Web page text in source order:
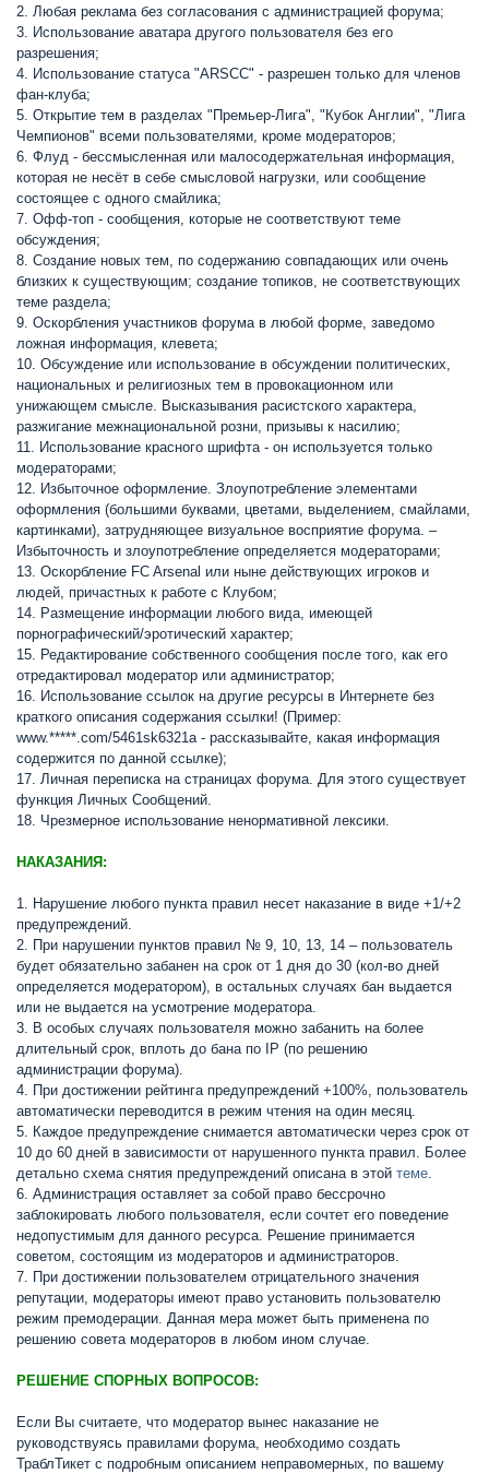
2. Любая реклама без согласования с администрацией форума;
3. Использование аватара другого пользователя без его
разрешения;
4. Использование статуса "ARSCC" - разрешен только для членов
фан-клуба;
5. Открытие тем в разделах "Премьер-Лига", "Кубок Англии", "Лига
Чемпионов" всеми пользователями, кроме модераторов;
6. Флуд - бессмысленная или малосодержательная информация,
которая не несёт в себе смысловой нагрузки, или сообщение
состоящее с одного смайлика;
7. Офф-топ - сообщения, которые не соответствуют теме
обсуждения;
8. Создание новых тем, по содержанию совпадающих или очень
близких к существующим; создание топиков, не соответствующих
теме раздела;
9. Оскорбления участников форума в любой форме, заведомо
ложная информация, клевета;
10. Обсуждение или использование в обсуждении политических,
национальных и религиозных тем в провокационном или
унижающем смысле. Высказывания расистского характера,
разжигание межнациональной розни, призывы к насилию;
11. Использование красного шрифта - он используется только
модераторами;
12. Избыточное оформление. Злоупотребление элементами
оформления (большими буквами, цветами, выделением, смайлами,
картинками), затрудняющее визуальное восприятие форума. –
Избыточность и злоупотребление определяется модераторами;
13. Оскорбление FC Arsenal или ныне действующих игроков и
людей, причастных к работе с Клубом;
14. Размещение информации любого вида, имеющей
порнографический/эротический характер;
15. Редактирование собственного сообщения после того, как его
отредактировал модератор или администратор;
16. Использование ссылок на другие ресурсы в Интернете без
краткого описания содержания ссылки! (Пример:
www.*****.com/5461sk6321а - рассказывайте, какая информация
содержится по данной ссылке);
17. Личная переписка на страницах форума. Для этого существует
функция Личных Сообщений.
18. Чрезмерное использование ненормативной лексики.
НАКАЗАНИЯ:
1. Нарушение любого пункта правил несет наказание в виде +1/+2
предупреждений.
2. При нарушении пунктов правил № 9, 10, 13, 14 – пользователь
будет обязательно забанен на срок от 1 дня до 30 (кол-во дней
определяется модератором), в остальных случаях бан выдается
или не выдается на усмотрение модератора.
3. В особых случаях пользователя можно забанить на более
длительный срок, вплоть до бана по IP (по решению
администрации форума).
4. При достижении рейтинга предупреждений +100%, пользователь
автоматически переводится в режим чтения на один месяц.
5. Каждое предупреждение снимается автоматически через срок от
10 до 60 дней в зависимости от нарушенного пункта правил. Более
детально схема снятия предупреждений описана в этой теме.
6. Администрация оставляет за собой право бессрочно
заблокировать любого пользователя, если сочтет его поведение
недопустимым для данного ресурса. Решение принимается
советом, состоящим из модераторов и администраторов.
7. При достижении пользователем отрицательного значения
репутации, модераторы имеют право установить пользователю
режим премодерации. Данная мера может быть применена по
решению совета модераторов в любом ином случае.
РЕШЕНИЕ СПОРНЫХ ВОПРОСОВ:
Если Вы считаете, что модератор вынес наказание не
руководствуясь правилами форума, необходимо создать
ТраблТикет с подробным описанием неправомерных, по вашему